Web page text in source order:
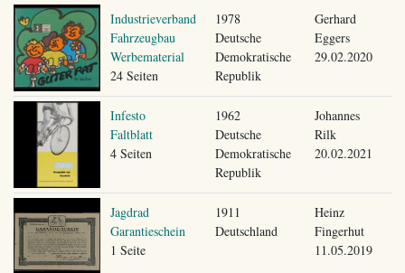
Industrieverband
Fahrzeugbau
Werbematerial
24 Seiten
1978
Deutsche
Demokratische
Republik
Gerhard
Eggers
29.02.2020
Infesto
Faltblatt
4 Seiten
1962
Deutsche
Demokratische
Republik
Johannes
Rilk
20.02.2021
Jagdrad
Garantieschein
1 Seite
1911
Deutschland
Heinz
Fingerhut
11.05.2019